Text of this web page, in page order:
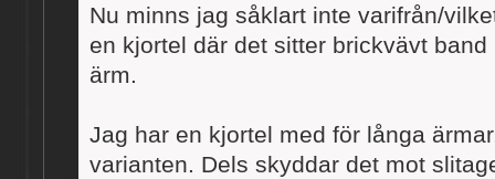
Nu minns jag såklart inte varifrån/
en kjortel där det sitter brickvävt
ärm.
Jag har en kjortel med för långa
varianten. Dels skyddar det mot